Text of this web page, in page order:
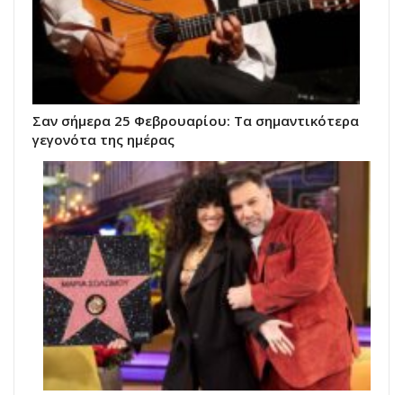
Σαν σήμερα 25 Φεβρουαρίου: Τα σημαντικότερα
γεγονότα της ημέρας